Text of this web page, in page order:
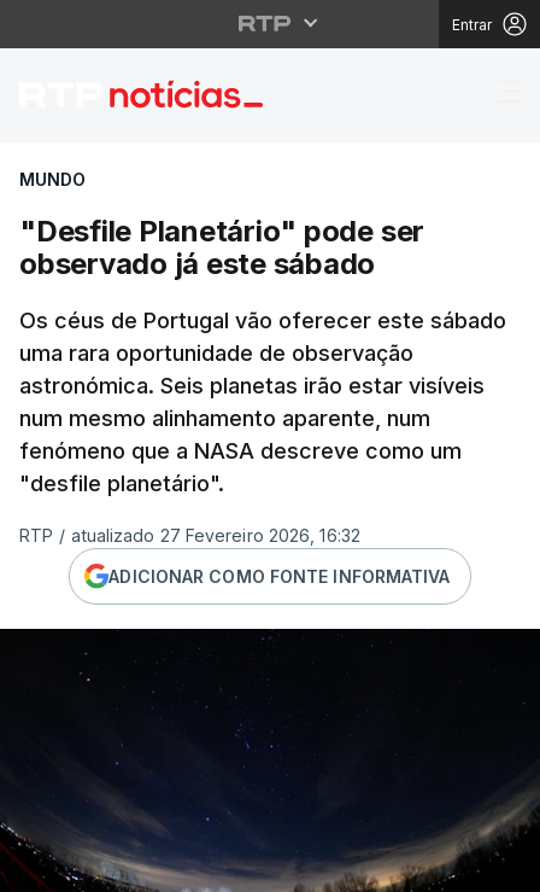
Entrar
"Desfile Planetário"
MUNDO
"Desfile Planetário" pode ser
observado já este sábado
Os céus de Portugal vão oferecer este sábado
uma rara oportunidade de observação
astronómica. Seis planetas irão estar visíveis
num mesmo alinhamento aparente, num
fenómeno que a NASA descreve como um
"desfile planetário".
RTP / atualizado 27 Fevereiro 2026, 16:32
ADICIONAR COMO FONTE INFORMATIVA